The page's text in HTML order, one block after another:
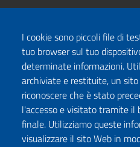
I cookie sono piccoli file di
tuo browser sul tuo
determinate informazioni.
archiviate e restituite, un
riconoscere che è stato
l'accesso e visitato tramite il
finale. Utilizziamo queste
visualizzare il sito Web in